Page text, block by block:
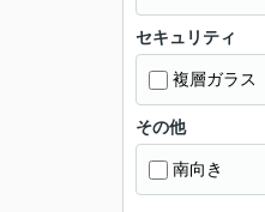
セキュリティ
複層ガラス
その他
南向き